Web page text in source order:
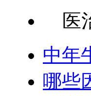
医
中年
哪些